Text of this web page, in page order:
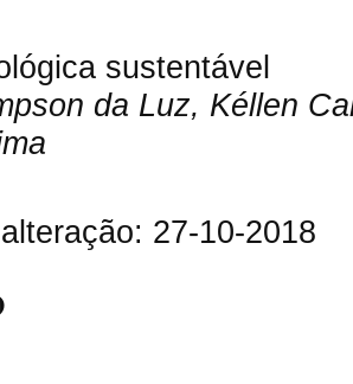
sustentável
da Luz, Kéllen
27-10-2018